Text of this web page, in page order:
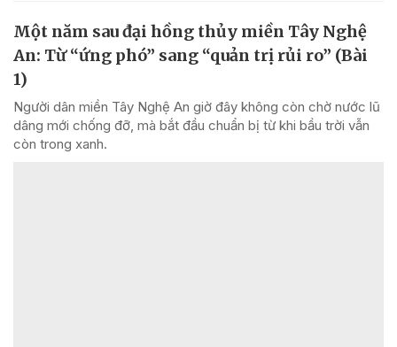
Một năm sau đại hồng thủy miền Tây Nghệ
An: Từ “ứng phó” sang “quản trị rủi ro” (Bài
1)
Người dân miền Tây Nghệ An giờ đây không còn chờ nước lũ
dâng mới chống đỡ, mà bắt đầu chuẩn bị từ khi bầu trời vẫn
còn trong xanh.